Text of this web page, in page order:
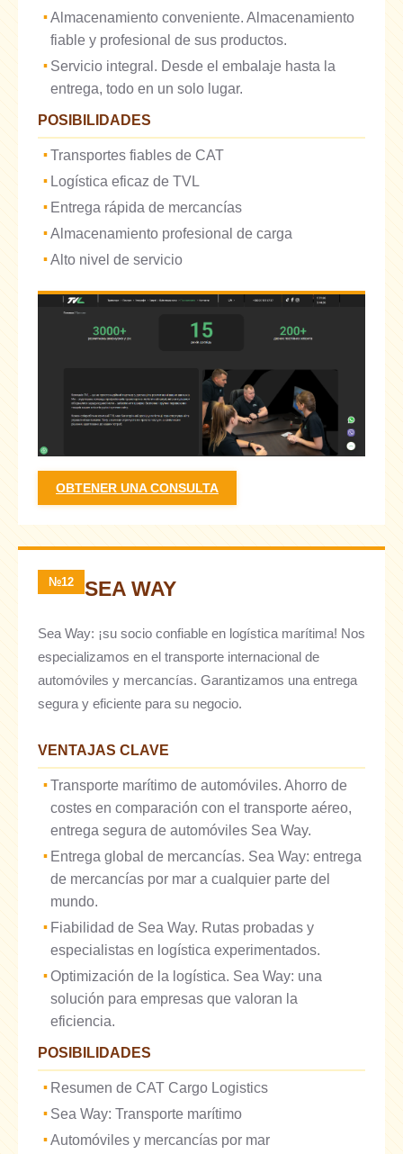
Almacenamiento conveniente. Almacenamiento
fiable y profesional de sus productos.
Servicio integral. Desde el embalaje hasta la
entrega, todo en un solo lugar.
POSIBILIDADES
Transportes fiables de CAT
Logística eficaz de TVL
Entrega rápida de mercancías
Almacenamiento profesional de carga
Alto nivel de servicio
OBTENER UNA CONSULTA
№12 SEA WAY
Sea Way: ¡su socio confiable en logística marítima! Nos
especializamos en el transporte internacional de
automóviles y mercancías. Garantizamos una entrega
segura y eficiente para su negocio.
VENTAJAS CLAVE
Transporte marítimo de automóviles. Ahorro de
costes en comparación con el transporte aéreo,
entrega segura de automóviles Sea Way.
Entrega global de mercancías. Sea Way: entrega
de mercancías por mar a cualquier parte del
mundo.
Fiabilidad de Sea Way. Rutas probadas y
especialistas en logística experimentados.
Optimización de la logística. Sea Way: una
solución para empresas que valoran la
eficiencia.
POSIBILIDADES
Resumen de CAT Cargo Logistics
Sea Way: Transporte marítimo
Automóviles y mercancías por mar